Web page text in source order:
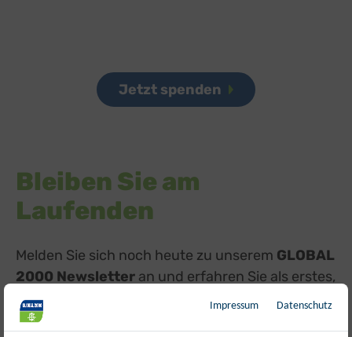
Jetzt spenden
Bleiben Sie am
Laufenden
Melden Sie sich noch heute zu unserem GLOBAL
2000 Newsletter an und erfahren Sie als erstes,
alle Neuigkeiten zu den Rechtvorschriften für
NGT in der Landwirtschaft.
Impressum Datenschutz